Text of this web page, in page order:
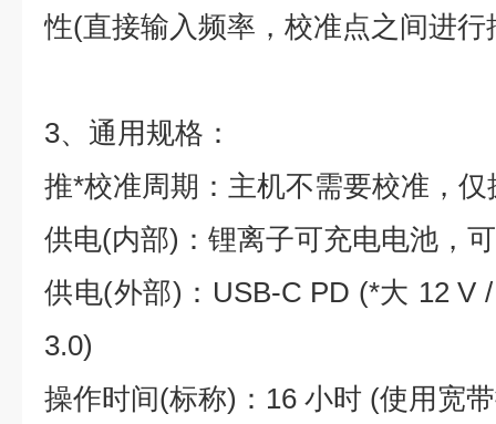
性(直接输入频率，校准点之间进行
3、通用规格：
推*校准周期：主机不需要校准，仅
供电(内部)：锂离子可充电电池，
供电(外部)：USB-C PD (*大 12 V
3.0)
操作时间(标称)：16 小时 (使用宽